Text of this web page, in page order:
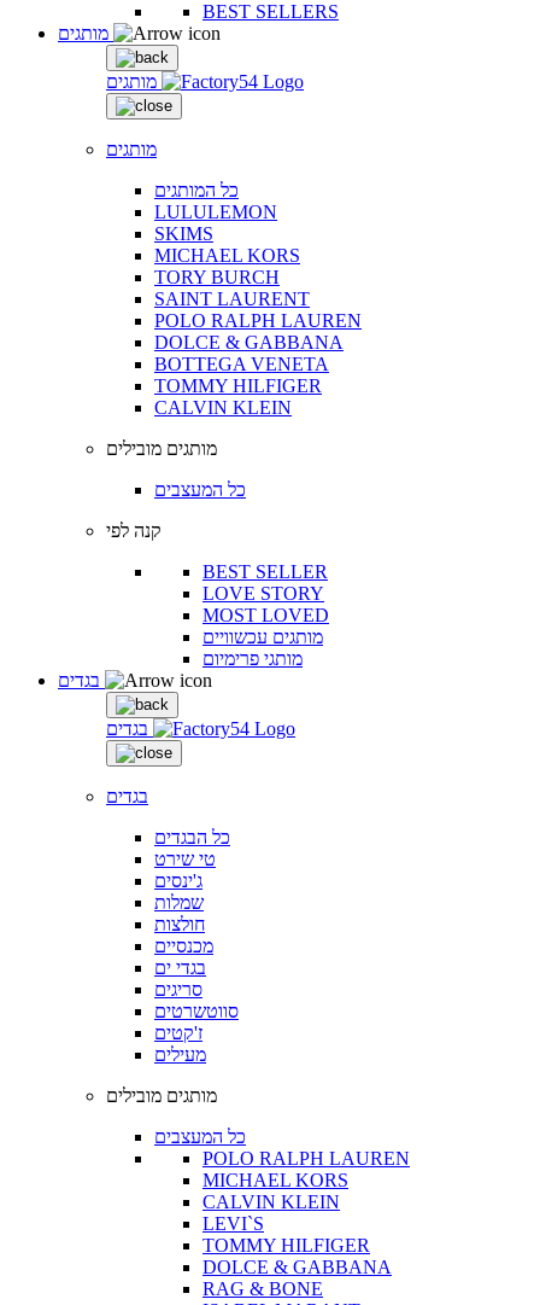
BEST SELLERS
מותגים
מותגים
כל המותגים
LULULEMON
SKIMS
MICHAEL KORS
TORY BURCH
SAINT LAURENT
POLO RALPH LAUREN
DOLCE & GABBANA
BOTTEGA VENETA
TOMMY HILFIGER
CALVIN KLEIN
מותגים מובילים
כל המעצבים
קנה לפי
BEST SELLER
LOVE STORY
MOST LOVED
מותגים עכשוויים
מותגי פרימיום
בגדים
בגדים
כל הבגדים
טי שירט
ג'ינסים
שמלות
חולצות
מכנסיים
בגדי ים
סריגים
סווטשרטים
ז'קטים
מעילים
מותגים מובילים
כל המעצבים
POLO RALPH LAUREN
MICHAEL KORS
CALVIN KLEIN
LEVI`S
TOMMY HILFIGER
DOLCE & GABBANA
RAG & BONE